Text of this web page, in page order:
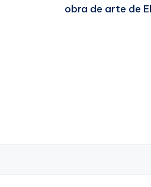
obra de arte de